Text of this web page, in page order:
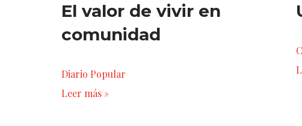
El valor de vivir en
comunidad
Diario Popular
Leer más »